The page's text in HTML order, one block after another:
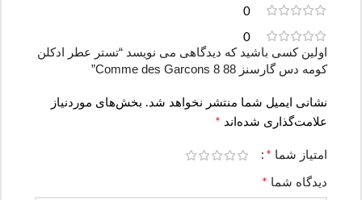
0
0
اولین کسی باشید که دیدگاهی می نویسد “تستر عطر ادکلن
کومه دس گارسنز Comme des Garcons 8 88”
نشانی ایمیل شما منتشر نخواهد شد. بخش‌های موردنیاز
علامت‌گذاری شده‌اند *
امتیاز شما *
دیدگاه شما *